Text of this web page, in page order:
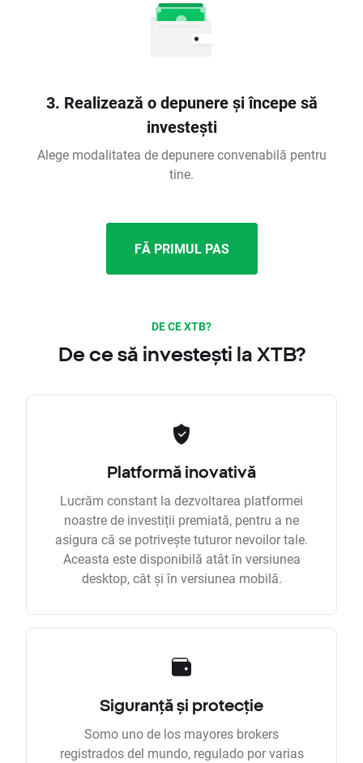
3. Realizează o depunere și începe să
investești
Alege modalitatea de depunere convenabilă pentru
tine.
FĂ PRIMUL PAS
DE CE XTB?
De ce să investești la XTB?
Platformă inovativă
Lucrăm constant la dezvoltarea platformei
noastre de investiții premiată, pentru a ne
asigura că se potrivește tuturor nevoilor tale.
Aceasta este disponibilă atât în versiunea
desktop, cât și în versiunea mobilă.
Siguranță și protecție
Somo uno de los mayores brokers
registrados del mundo, regulado por varias